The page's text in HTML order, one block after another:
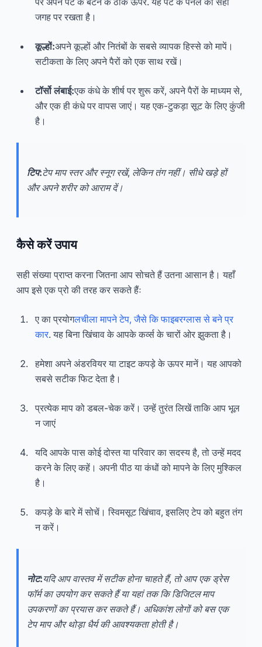
जगह पर रखता है।
कूल्हों:अपने कूल्हों और नितंबों के सबसे व्यापक हिस्से को मापें।
सटीकता के लिए अपने पैरों को एक साथ रखें।
टॉर्सो लंबाई:एक कंधे के शीर्ष पर शुरू करें, अपने पैरों के माध्यम से,
और एक ही कंधे पर वापस जाएं। यह एक-टुकड़ा सूट के लिए कुंजी
है।
टिप:टेप माप स्तर और स्नूग रखें, लेकिन तंग नहीं। सीधे खड़े हों
और अपने शरीर को आराम दें।
कैसे करें उपाय
सही संख्या प्राप्त करना जितना आप सोचते हैं उतना आसान है। यहाँ
आप इसे एक प्रो की तरह कर सकते हैंः
ए का प्रयोगलचीला मापने टेप, जैसे कि फाइबरग्लास से बने प्र
कार. यह बिना खिंचाव के आपके कर्व्स के चारों ओर झुकता है।
हमेशा अपने अंडरवियर या टाइट कपड़े के ऊपर मानें। यह आपको
सबसे सटीक फिट देता है।
प्रत्येक माप को डबल-चेक करें। उन्हें तुरंत लिखें ताकि आप भूल
न जाएं
यदि आपके पास कोई दोस्त या परिवार का सदस्य है, तो उन्हें मदद
करने के लिए कहें। अपनी पीठ या कंधों को मापने के लिए मुश्किल
है।
कपड़े के बारे में सोचें। स्विमसूट खिंचाव, इसलिए टेप को बहुत तंग
न करें।
नोट:यदि आप वास्तव में सटीक होना चाहते हैं, तो आप एक ड्रेस
फॉर्म का उपयोग कर सकते हैं या यहां तक कि डिजिटल माप
उपकरणों का प्रयास कर सकते हैं। अधिकांश लोगों को बस एक
टेप माप और थोड़ा धैर्य की आवश्यकता होती है।